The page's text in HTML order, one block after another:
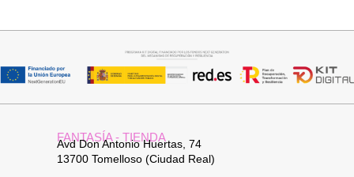
FANTASÍA - TIENDA
Avd Don Antonio Huertas, 74
13700 Tomelloso (Ciudad Real)